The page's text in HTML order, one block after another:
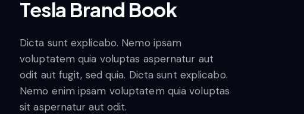
Tesla Brand Book
Dicta sunt explicabo. Nemo ipsam
voluptatem quia voluptas aspernatur aut
odit aut fugit, sed quia. Dicta sunt explicabo.
Nemo enim ipsam voluptatem quia voluptas
sit aspernatur aut odit.